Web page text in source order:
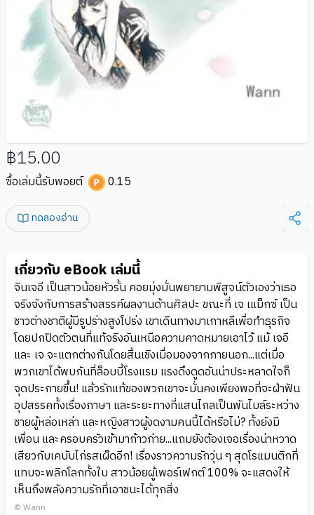
฿15.00
ซื้อเล่มนี้รับพอยต์ 0.15
ทดลองอ่าน
เกี่ยวกับ eBook เล่มนี้
จินเจอี เป็นสาวน้อยหัวรั้น คอยมุ่งมั่นพยายามพิสูจน์ตัวเองว่าเธอ
จริงจังกับการสร้างสรรค์ผลงานด้านศิลปะ ขณะที่ เจ เแม็กซ์ เป็น
ชาวต่างชาติผู้มีรูปร่างสูงโปร่ง เขาเดินทางมาเกาหลีเพื่อทำธุรกิจ
โดยปกปิดตัวตนที่แท้จริงอันเหนือความคาดหมายเอาไว้ แม้ เจอี
และ เจ จะแตกต่างกันโดยสิ้นเชิงเมื่อมองจากภายนอก...แต่เมื่อ
พวกเขาได้พบกันที่ล็อบบี้โรงแรม แรงดึงดูดอันน่าประหลาดใจก็
จุดประกายขึ้น! แล้วรักแท้ของพวกเขาจะมั่นคงเพียงพอที่จะฝ่าฟัน
อุปสรรคทั้งเรื่องภาษา และระยะทางที่แสนไกลเป็นพันไมล์ระหว่าง
ชายผู้หล่อเหล่า และหญิงสาวผู้งดงามคนนี้ได้หรือไม่? ทั้งยังมี
เพื่อน และครอบครัวเข้ามาก้าวก่าย...แถมยังต้องเจอเรื่องน่าหวาด
เสียวกับเคบับไก่รสเผ็ดอีก! เรื่องราวความรักวุ่น ๆ สุดโรแมนติกที่
แทบจะพลิกโลกทั้งใบ สาวน้อยผู้เพอร์เฟกต์ 100% จะแสดงให้
เห็นถึงพลังความรักที่เอาชนะได้ทุกสิ่ง
© Wann